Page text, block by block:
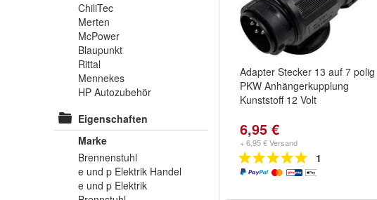
ChiliTec
Merten
McPower
Blaupunkt
Rittal
Mennekes
HP Autozubehör
Eigenschaften
Marke
Brennenstuhl
e und p Elektrik Handel
e und p Elektrik
Adapter Stecker 13 auf 7 polig
PKW Anhängerkupplung
Kunststoff 12 Volt
6,95 €
+ 6,95 € Versand
1